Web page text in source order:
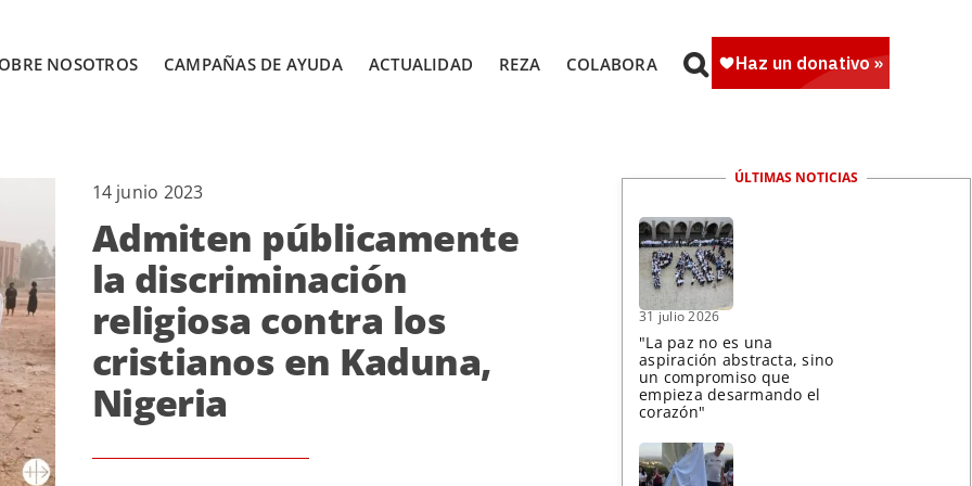
NOSOTROS CAMPAÑAS DE AYUDA ACTUALIDAD REZA COLABORA
14 junio 2023
Admiten públicamente
la discriminación
religiosa contra los
cristianos en Kaduna,
Nigeria
ÚLTIMAS NOTICIAS
31 julio 2026
"La paz no es una
aspiración abstracta, sino
un compromiso que
empieza desarmando el
corazón"